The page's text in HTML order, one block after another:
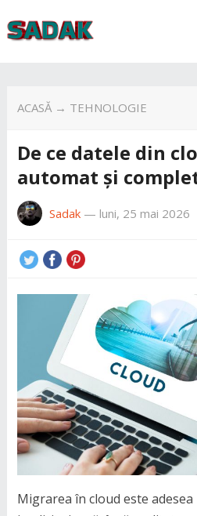
ACASĂ→ TEHNOLOGIE
De ce datele din
automat și
Sadak— luni, 25 mai 2026
Migrarea în cloud este